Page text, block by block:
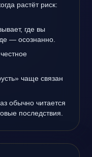
растёт риск:
где вы
— осознанно.
чаще связан
обычно читается
последствия.